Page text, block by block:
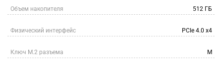
Объем накопителя 512 ГБ
Физический интерфейс PCIe 4.0 x4
Ключ M.2 разъема M